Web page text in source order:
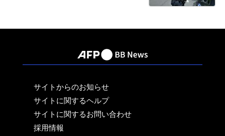
サイトからのお知らせ
サイトに関するヘルプ
サイトに関するお問い合わせ
採用情報